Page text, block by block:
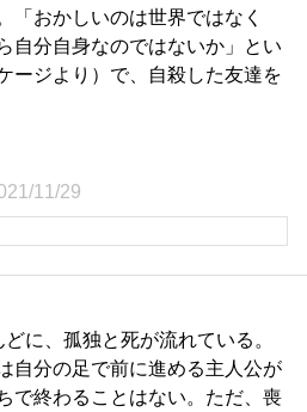
「おかしいのは世界ではなく
自分自身なのではないか」とい
ージより）で、自殺した友達を
11/29
に、孤独と死が流れている。
自分の足で前に進める主人公が
で終わることはない。ただ、喪